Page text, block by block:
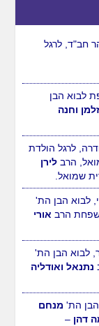
חב"ד, לרגל
לבוא הבן
וחנה
לרגל הולדת
הרב לירן
שמואל.
לבוא הבן הת'
הרב אורי
לבוא הבן הת'
נתנאל ואודליה
הת' מנחם
דהן –